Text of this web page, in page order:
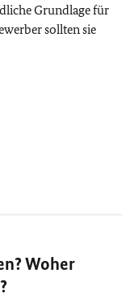
Grundlage für
sollten sie
Woher